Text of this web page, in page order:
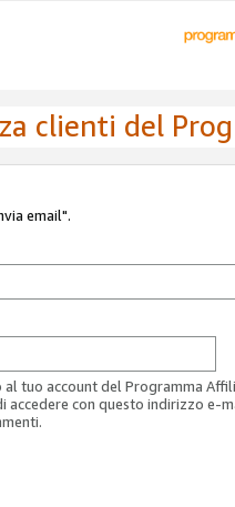
clienti del
email".
tuo account del Programma
accedere con questo indirizzo e-